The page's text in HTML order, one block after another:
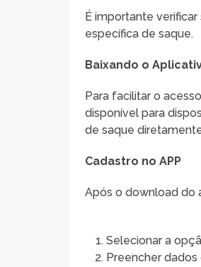
É importante
específica de saque.
Baixando o
Para facilitar o
disponível para
de saque
Cadastro no APP
Após o download do
Selecionar a
Preencher